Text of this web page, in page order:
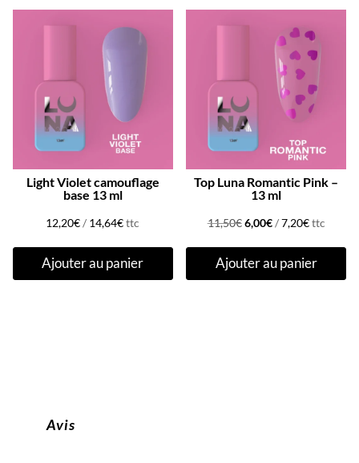
Light Violet camouflage
base 13 ml
12,20€/ 14,64€ttc
Ajouter au panier
Top Luna Romantic Pink –
13 ml
11,50€Le
initial
était :
6,00€Le
actuel
est :
/7,20€ttc
Ajouter au panier
Avis